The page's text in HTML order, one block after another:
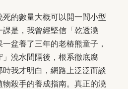
的數量大概可以開一間小型
是，我曾經堅信「乾透澆
盆養了三年的老樁熊童子，
澆水間隔後，根系徹底腐
我才明白，網路上泛泛而談
殺手的養成指南。真正的澆